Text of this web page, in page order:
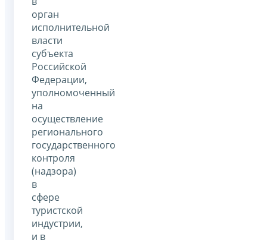
орган
исполнительной
власти
субъекта
Российской
Федерации,
уполномоченный
на
осуществление
регионального
государственного
контроля
(надзора)
в
сфере
туристской
индустрии,
и в